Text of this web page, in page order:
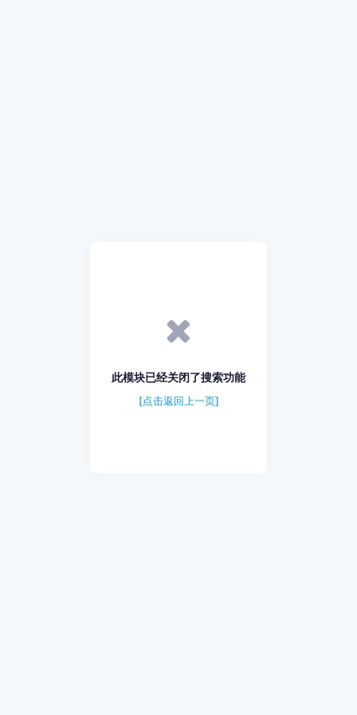
此模块已经关闭了搜索功能
[点击返回上一页]